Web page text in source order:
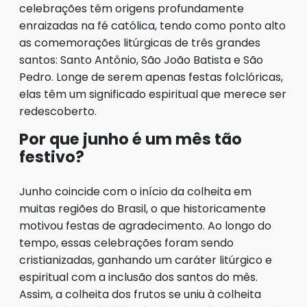
celebrações têm origens profundamente
enraizadas na fé católica, tendo como ponto alto
as comemorações litúrgicas de três grandes
santos: Santo Antônio, São João Batista e São
Pedro. Longe de serem apenas festas folclóricas,
elas têm um significado espiritual que merece ser
redescoberto.
Por que junho é um mês tão
festivo?
Junho coincide com o início da colheita em
muitas regiões do Brasil, o que historicamente
motivou festas de agradecimento. Ao longo do
tempo, essas celebrações foram sendo
cristianizadas, ganhando um caráter litúrgico e
espiritual com a inclusão dos santos do mês.
Assim, a colheita dos frutos se uniu à colheita